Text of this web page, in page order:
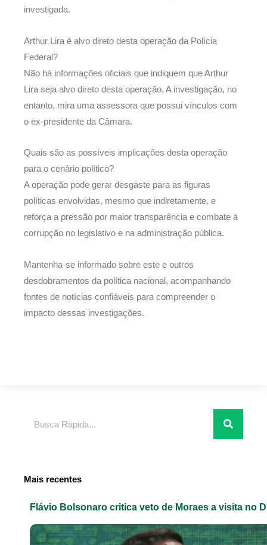
investigada.
Arthur Lira é alvo direto desta operação da Polícia
Federal?
Não há informações oficiais que indiquem que Arthur
Lira seja alvo direto desta operação. A investigação, no
entanto, mira uma assessora que possui vínculos com
o ex-presidente da Câmara.
Quais são as possíveis implicações desta operação
para o cenário político?
A operação pode gerar desgaste para as figuras
políticas envolvidas, mesmo que indiretamente, e
reforça a pressão por maior transparência e combate à
corrupção no legislativo e na administração pública.
Mantenha-se informado sobre este e outros
desdobramentos da política nacional, acompanhando
fontes de notícias confiáveis para compreender o
impacto dessas investigações.
Mais recentes
Flávio Bolsonaro critica veto de Moraes a visita no